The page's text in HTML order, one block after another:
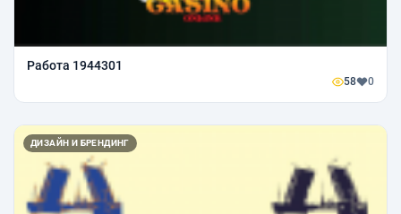
Работа 1944301
58 0
ДИЗАЙН И БРЕНДИНГ